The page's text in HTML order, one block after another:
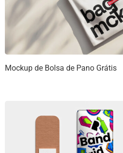
Mockup de Bolsa de Pano Grátis